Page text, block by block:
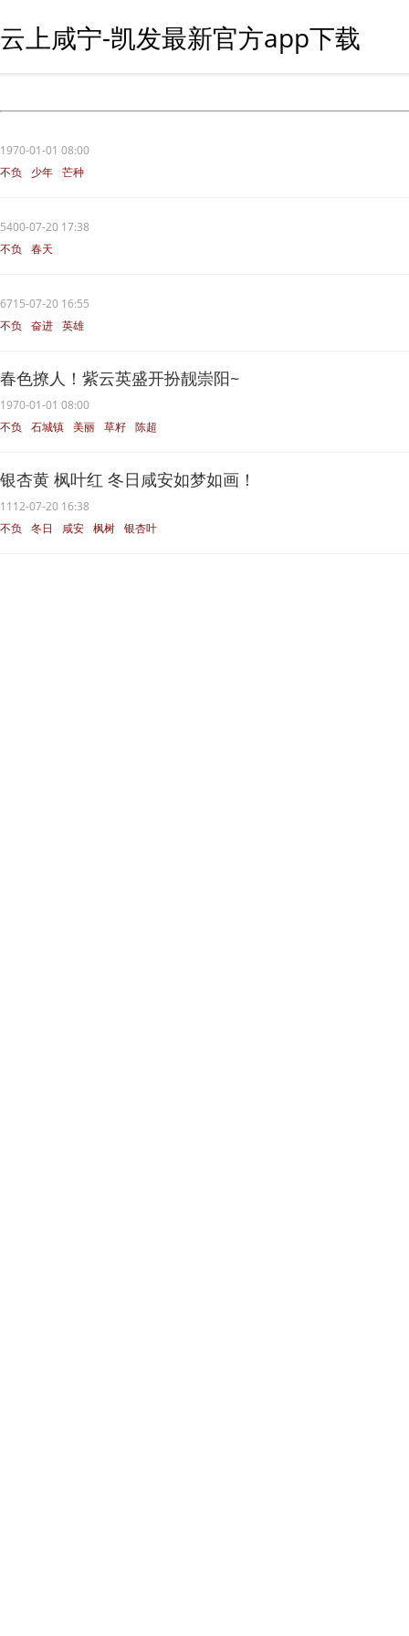
云上咸宁-凯发最新官方app下载
1970-01-01 08:00
不负
少年 芒种
5400-07-20 17:38
不负
春天
6715-07-20 16:55
不负
奋进 英雄
春色撩人！紫云英盛开扮靓崇阳~
1970-01-01 08:00
不负
石城镇 美丽 草籽 陈超
银杏黄 枫叶红 冬日咸安如梦如画！
1112-07-20 16:38
不负
冬日 咸安 枫树 银杏叶